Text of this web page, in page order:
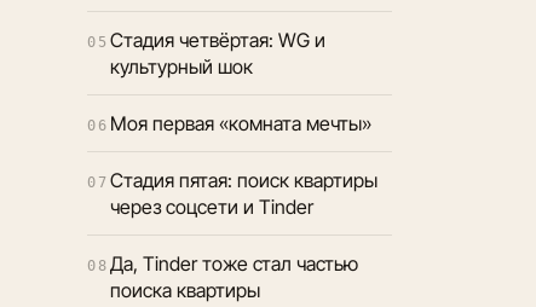
05 Стадия четвёртая: WG и
культурный шок
06 Моя первая «комната мечты»
07 Стадия пятая: поиск квартиры
через соцсети и Tinder
08 Да, Tinder тоже стал частью
поиска квартиры